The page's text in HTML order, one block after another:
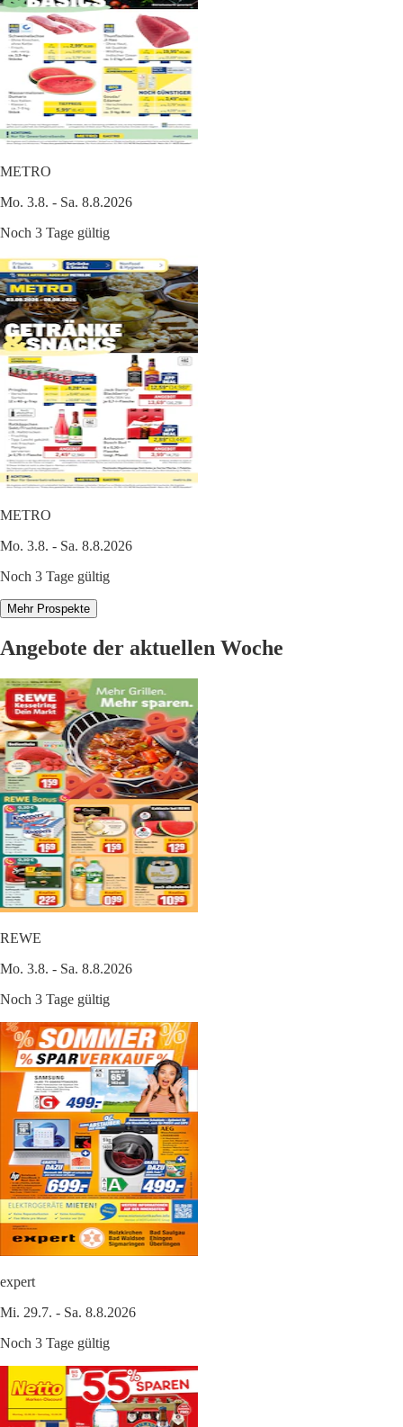
METRO
Mo. 3.8. - Sa. 8.8.2026
Noch 3 Tage gültig
METRO
Mo. 3.8. - Sa. 8.8.2026
Noch 3 Tage gültig
Mehr Prospekte
Angebote der aktuellen Woche
REWE
Mo. 3.8. - Sa. 8.8.2026
Noch 3 Tage gültig
expert
Mi. 29.7. - Sa. 8.8.2026
Noch 3 Tage gültig